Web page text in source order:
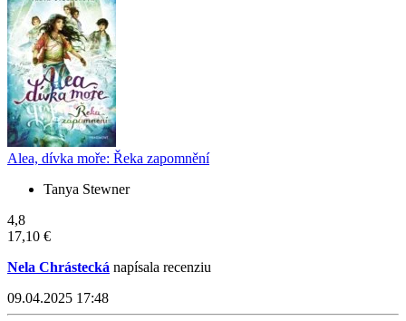
Alea, dívka moře: Řeka zapomnění
Tanya Stewner
4,8
17,10 €
Nela Chrástecká napísala recenziu
09.04.2025 17:48